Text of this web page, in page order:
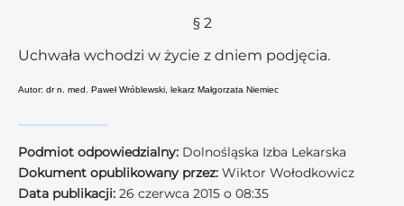
§ 2
Uchwała wchodzi w życie z dniem podjęcia.
Autor: dr n. med. Paweł Wróblewski, lekarz Małgorzata Niemiec
Podmiot odpowiedzialny: Dolnośląska Izba Lekarska
Dokument opublikowany przez: Wiktor Wołodkowicz
Data publikacji: 26 czerwca 2015 o 08:35